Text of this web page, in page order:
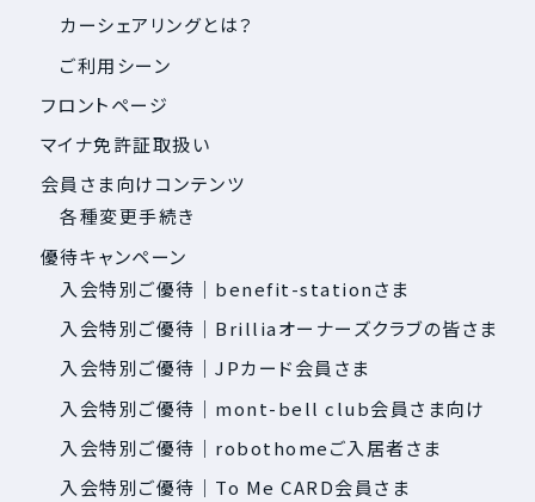
カーシェアリングとは？
ご利用シーン
フロントページ
マイナ免許証取扱い
会員さま向けコンテンツ
各種変更手続き
優待キャンペーン
入会特別ご優待｜benefit-stationさま
入会特別ご優待｜Brilliaオーナーズクラブの皆さま
入会特別ご優待｜JPカード会員さま
入会特別ご優待｜mont-bell club会員さま向け
入会特別ご優待｜robothomeご入居者さま
入会特別ご優待｜To Me CARD会員さま